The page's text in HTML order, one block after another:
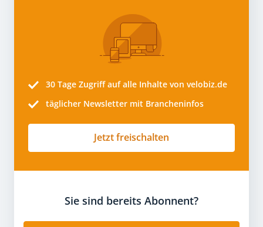
30 Tage Zugriff auf alle Inhalte von velobiz.de
täglicher Newsletter mit Brancheninfos
Jetzt freischalten
Sie sind bereits Abonnent?